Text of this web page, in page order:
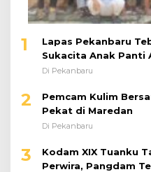
1
Lapas Pekanbaru
Sukacita Anak Panti
Bantuan Sosial
Di Pekanbaru
2
Pemcam Kulim
Pekat di Maredan
Di Pekanbaru
3
Kodam XIX Tuanku
Perwira, Pangdam